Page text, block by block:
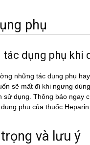
phụ
tác dụng phụ khi
những tác dụng phụ
sẽ mất đi khi ngưng
sử dụng. Thông báo ngay
phụ của thuốc
và lưu ý